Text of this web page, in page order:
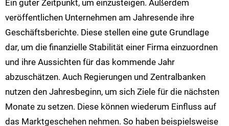
Ein guter Zeitpunkt, um einzusteigen. Außerdem
veröffentlichen Unternehmen am Jahresende ihre
Geschäftsberichte. Diese stellen eine gute Grundlage
dar, um die finanzielle Stabilität einer Firma einzuordnen
und ihre Aussichten für das kommende Jahr
abzuschätzen. Auch Regierungen und Zentralbanken
nutzen den Jahresbeginn, um sich Ziele für die nächsten
Monate zu setzen. Diese können wiederum Einfluss auf
das Marktgeschehen nehmen. So haben beispielsweise